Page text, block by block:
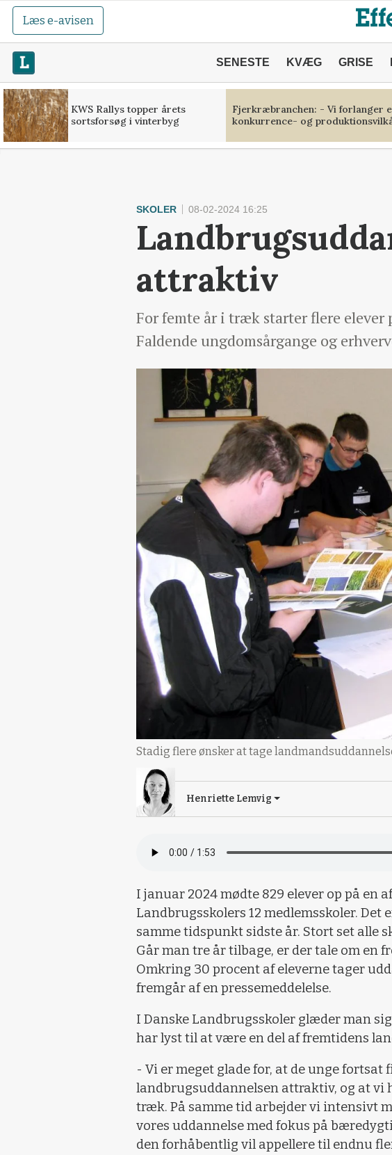
Læs e-avisen
SENESTE KVÆG GRISE
KWS Rallys topper årets
sortsforsøg i vinterbyg
Fjerkræbranchen: - Vi forlanger
konkurrence- og
SKOLER 08-02-2024 16:25
attraktiv
For femte år i træk starter flere elever
Faldende ungdomsårgange og
Stadig flere ønsker at tage
Henriette Lemvig
I januar 2024 mødte 829 elever op på en
Landbrugsskolers 12 medlemsskoler. Det
samme tidspunkt sidste år. Stort set alle
Går man tre år tilbage, er der tale om en
Omkring 30 procent af eleverne tager
fremgår af en pressemeddelelse.
I Danske Landbrugsskoler glæder man
har lyst til at være en del af fremtidens
- Vi er meget glade for, at de unge fortsat
landbrugsuddannelsen attraktiv, og at vi
træk. På samme tid arbejder vi intensivt
vores uddannelse med fokus på
den forhåbentlig vil appellere til endnu